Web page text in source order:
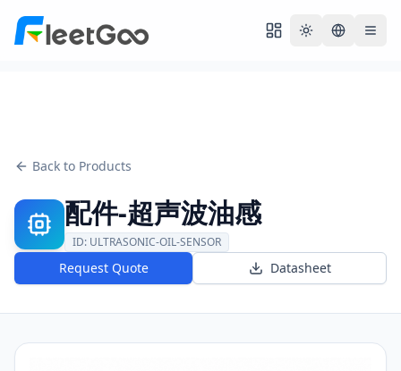
Toggle theme
Back to Products
配件-超声波油感
ID: ULTRASONIC-OIL-SENSOR
Request Quote Datasheet